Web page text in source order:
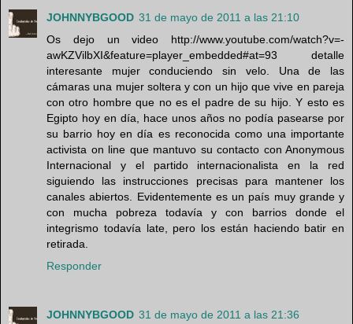
JOHNNYBGOOD 31 de mayo de 2011 a las 21:10
Os dejo un video http://www.youtube.com/watch?v=-
awKZVilbXI&feature=player_embedded#at=93 detalle
interesante mujer conduciendo sin velo. Una de las
cámaras una mujer soltera y con un hijo que vive en pareja
con otro hombre que no es el padre de su hijo. Y esto es
Egipto hoy en día, hace unos años no podía pasearse por
su barrio hoy en día es reconocida como una importante
activista on line que mantuvo su contacto con Anonymous
Internacional y el partido internacionalista en la red
siguiendo las instrucciones precisas para mantener los
canales abiertos. Evidentemente es un país muy grande y
con mucha pobreza todavía y con barrios donde el
integrismo todavía late, pero los están haciendo batir en
retirada.
Responder
JOHNNYBGOOD 31 de mayo de 2011 a las 21:36